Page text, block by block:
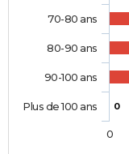
0
70-80 ans
80-90 ans
90-100 ans
Plus de 100 ans
0